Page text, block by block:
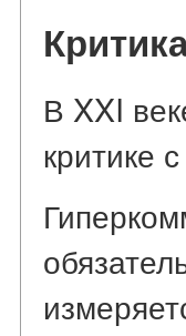
В XXI
критике